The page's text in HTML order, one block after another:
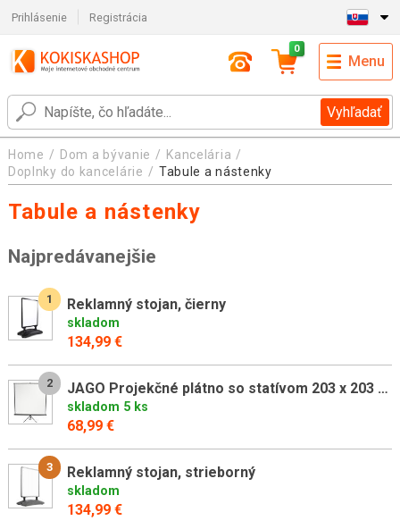
Prihlásenie Registrácia
Vyhľadať
0
Menu
Home Dom a bývanie
Kancelária
Doplnky do kancelárie
Tabule a nástenky
Tabule a nástenky
Najpredávanejšie
1 Reklamný stojan, čierny
skladom
134,99 €
2 JAGO Projekčné plátno so statívom 203 x 203 cm
skladom 5 ks
68,99 €
3 Reklamný stojan, strieborný
skladom
134,99 €